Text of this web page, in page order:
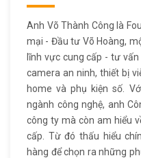
Anh Võ Thành Công là
mại - Đầu tư Võ Hoàng,
lĩnh vực cung cấp - tư
camera an ninh, thiết bị
home và phụ kiện số.
ngành công nghệ, anh
công ty mà còn am hiểu
cấp. Từ đó thấu hiểu
hàng để chọn ra những